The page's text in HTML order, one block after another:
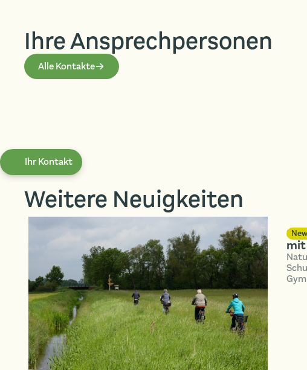
Ihre Ansprech­personen
Alle Kontakte
Ihr Kontakt
Weitere Neuigkeiten
mit